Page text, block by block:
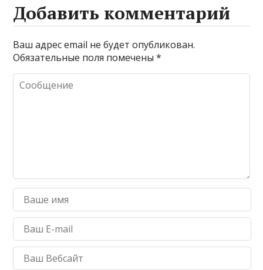
Добавить комментарий
Ваш адрес email не будет опубликован.
Обязательные поля помечены*